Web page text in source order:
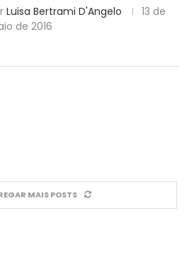
Luisa Bertrami D'Angelo
13 de
de 2016
MAIS POSTS